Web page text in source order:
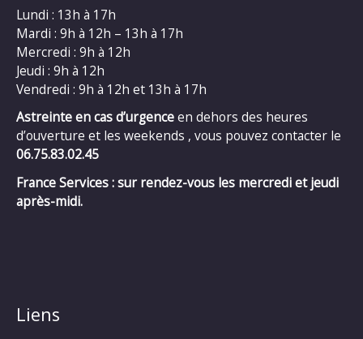
Lundi : 13h à 17h
Mardi : 9h à 12h – 13h à 17h
Mercredi : 9h à 12h
Jeudi : 9h à 12h
Vendredi : 9h à 12h et 13h à 17h
Astreinte en cas d’urgenceen dehors des heures
d’ouverture et les weekends , vous pouvez contacter le
06.75.83.02.45
France Services : sur rendez-vous les mercredi et jeudi
après-midi.
Liens